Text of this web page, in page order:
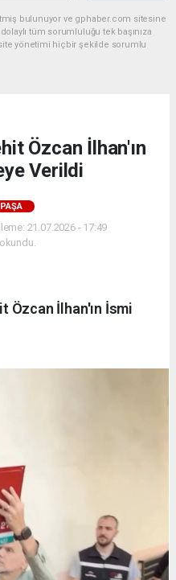
bulunuyor ve gphaber.com sitesine
tüm sorumluluğu tek başınıza
yönetimi hiçbir şekilde sorumlu
Özcan İlhan'ın
Verildi
21.07.2026 - 17:49
Özcan İlhan'ın İsmi